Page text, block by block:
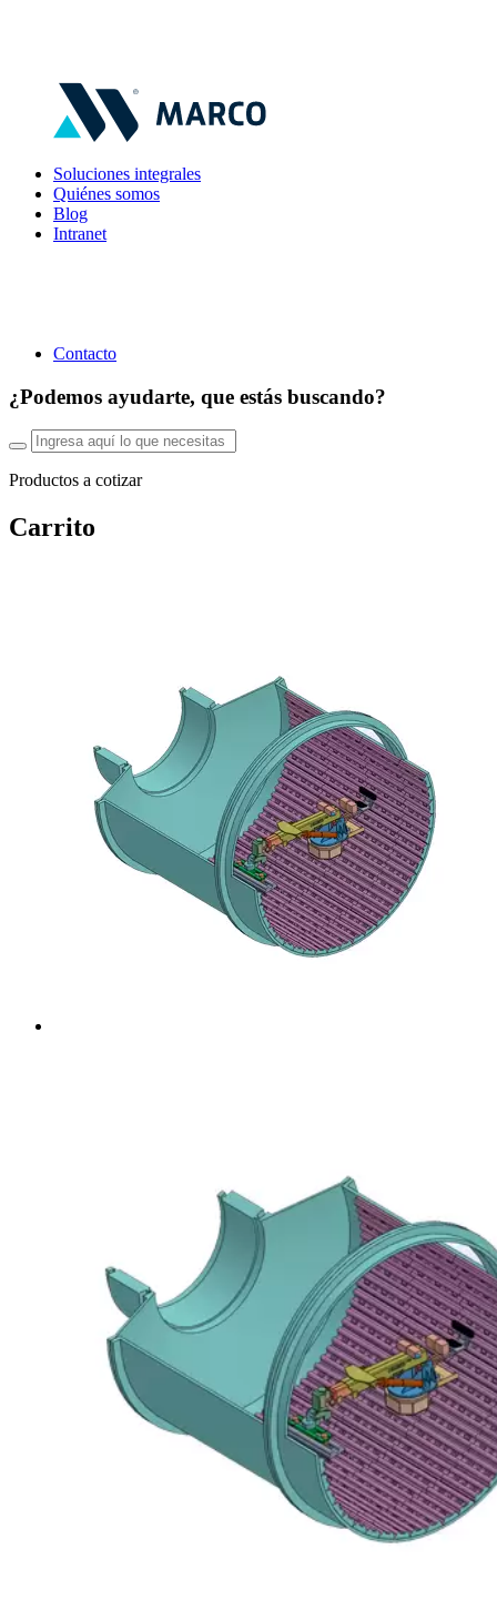
Soluciones integrales
Quiénes somos
Blog
Intranet
Contacto
¿Podemos ayudarte, que estás buscando?
Productos a cotizar
Carrito